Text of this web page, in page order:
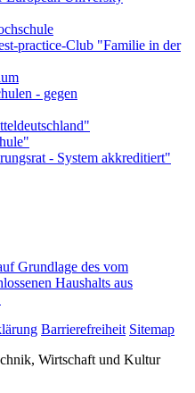
Grundlage des vom
Haushalts aus
Barrierefreiheit Sitemap
Wirtschaft und Kultur